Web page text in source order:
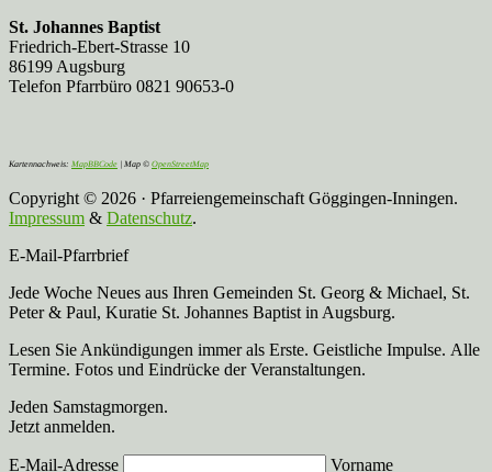
St. Johannes Baptist
Friedrich-Ebert-Strasse 10
86199 Augsburg
Telefon Pfarrbüro 0821 90653-0
Kartennachweis: MapBBCode | Map © OpenStreetMap
Copyright © 2026 · Pfarreiengemeinschaft Göggingen-Inningen.
Impressum & Datenschutz.
E-Mail-Pfarrbrief
Jede Woche Neues aus Ihren Gemeinden St. Georg & Michael, St.
Peter & Paul, Kuratie St. Johannes Baptist in Augsburg.
Lesen Sie Ankündigungen immer als Erste. Geistliche Impulse. Alle
Termine. Fotos und Eindrücke der Veranstaltungen.
Jeden Samstagmorgen.
Jetzt anmelden.
E-Mail-Adresse Vorname